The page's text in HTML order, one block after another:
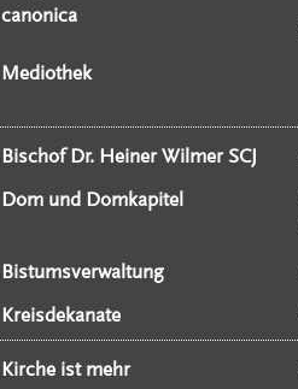
canonica
Mediothek
Bischof Dr. Heiner Wilmer SCJ
Dom und Domkapitel
Bistumsverwaltung
Kreisdekanate
Kirche ist mehr